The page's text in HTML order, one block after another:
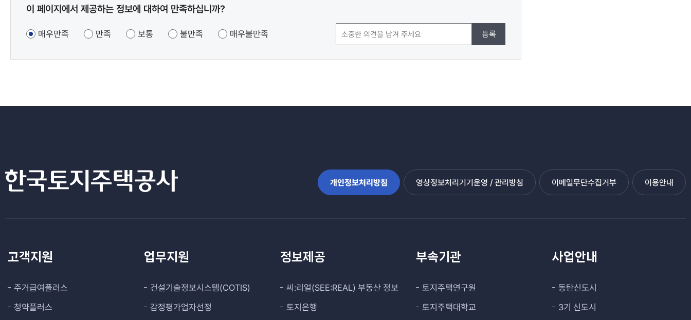
콘텐츠
조사
이 페이지에서 제공하는 정보에 대하여 만족하십니까?
매우만족 만족 보통 불만족 매우불만족 등록
개인정보처리방침 영상정보처리기기운영 / 관리방침 이메일무단수집거부 이용안내
고객지원
주거급여플러스
청약플러스
업무지원
건설기술정보시스템(COTIS)
감정평가업자선정
정보제공
씨:리얼(SEE:REAL) 부동산 정보
토지은행
부속기관
토지주택연구원
토지주택대학교
사업안내
동탄신도시
3기 신도시